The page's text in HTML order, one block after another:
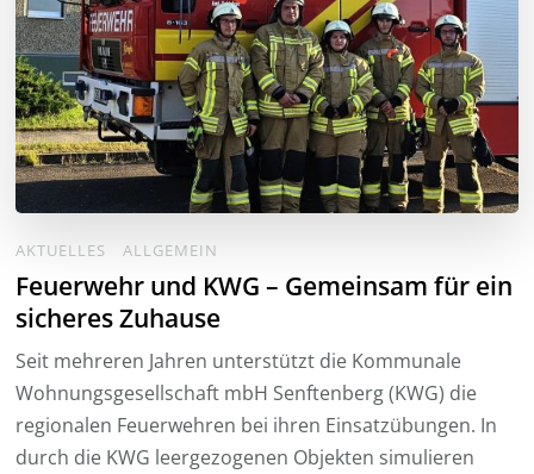
AKTUELLES ALLGEMEIN
Feuerwehr und KWG – Gemeinsam für ein
sicheres Zuhause
Seit mehreren Jahren unterstützt die Kommunale
Wohnungsgesellschaft mbH Senftenberg (KWG) die
regionalen Feuerwehren bei ihren Einsatzübungen. In
durch die KWG leergezogenen Objekten simulieren